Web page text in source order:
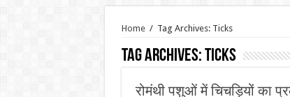
Home / Tag Archives: Ticks
Tag Archives:Ticks
रोमंथी पशुओं में चिचड़ियों का